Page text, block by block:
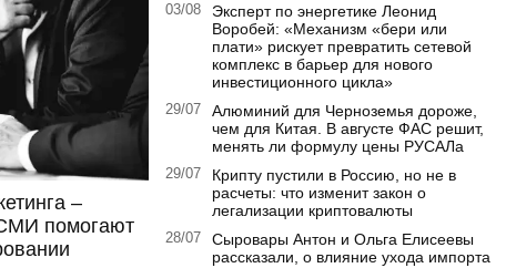
–
помогают
03/08
Эксперт по энергетике Леонид
Воробей: «Механизм «бери или
плати» рискует превратить сетевой
комплекс в барьер для нового
инвестиционного цикла»
29/07
Алюминий для Черноземья дороже,
чем для Китая. В августе ФАС решит,
менять ли формулу цены РУСАЛа
29/07
Крипту пустили в Россию, но не в
расчеты: что изменит закон о
легализации криптовалюты
28/07
Сыровары Антон и Ольга Елисеевы
рассказали, о влияние ухода импорта